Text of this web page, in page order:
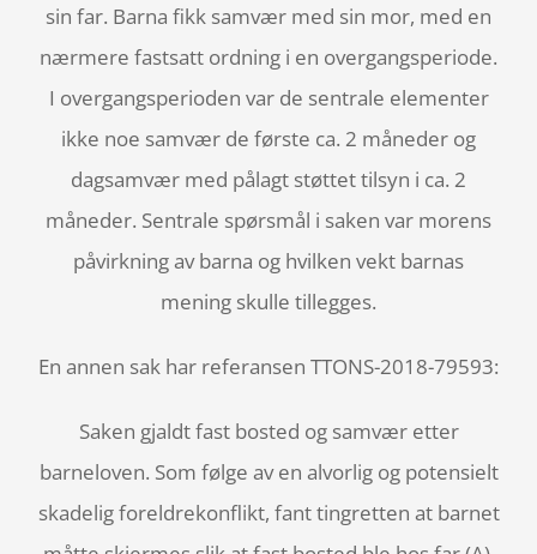
sin far. Barna fikk samvær med sin mor, med en
nærmere fastsatt ordning i en overgangsperiode.
I overgangsperioden var de sentrale elementer
ikke noe samvær de første ca. 2 måneder og
dagsamvær med pålagt støttet tilsyn i ca. 2
måneder. Sentrale spørsmål i saken var morens
påvirkning av barna og hvilken vekt barnas
mening skulle tillegges.
En annen sak har referansen TTONS-2018-79593:
Saken gjaldt fast bosted og samvær etter
barneloven. Som følge av en alvorlig og potensielt
skadelig foreldrekonflikt, fant tingretten at barnet